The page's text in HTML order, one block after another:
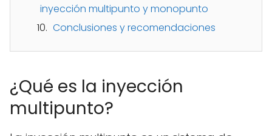
inyección multipunto y monopunto
Conclusiones y recomendaciones
¿Qué es la inyección
multipunto?